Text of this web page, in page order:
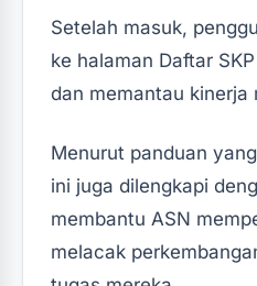
Setelah masuk,
ke halaman Daftar
dan memantau kinerja
Menurut panduan
ini juga dilengkapi
membantu ASN
melacak